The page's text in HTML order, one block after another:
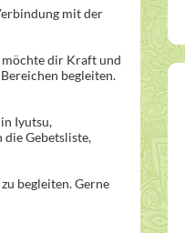
mit der
möchte dir Kraft und
begleiten.
Iyutsu,
Gebetsliste,
begleiten. Gerne